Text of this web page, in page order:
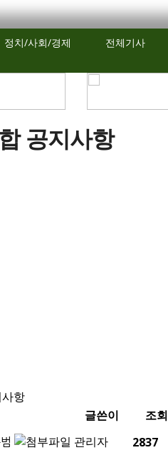
정치/사회/경제 전체기사
공지사항
항
글쓴이 조회
관리자 2837